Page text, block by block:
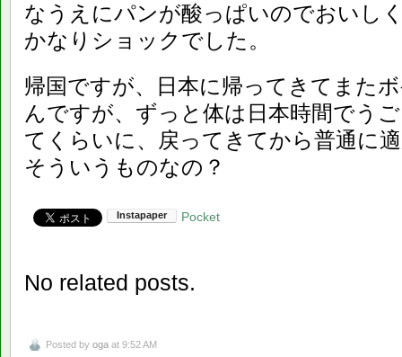
なうえにパンが酸っぱいのでおいし
かなりショックでした。
帰国ですが、日本に帰ってきてまた
んですが、ずっと体は日本時間でう
てくらいに、戻ってきてから普通に
そういうものなの？
Pocket
No related posts.
Posted by oga at 9:52 AM